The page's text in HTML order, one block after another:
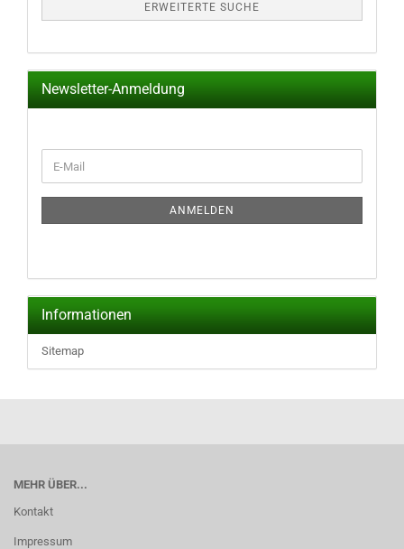
ERWEITERTE SUCHE
Newsletter-Anmeldung
ZUR
E-
Mail
ANMELDEN
Informationen
Sitemap
MEHR ÜBER...
Kontakt
Impressum